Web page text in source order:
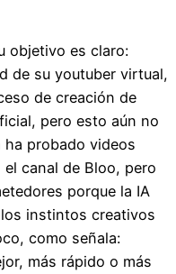
objetivo es claro:
de su youtuber virtual,
de creación de
pero esto aún no
ha probado videos
canal de Bloo, pero
porque la IA
instintos creativos
como señala:
más rápido o más